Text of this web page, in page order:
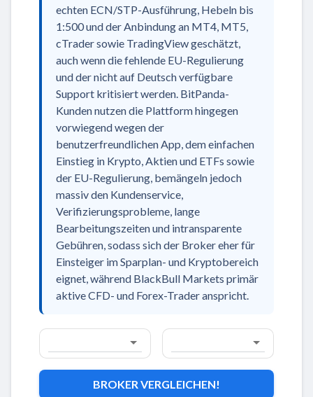
echten ECN/STP-Ausführung, Hebeln bis
1:500 und der Anbindung an MT4, MT5,
cTrader sowie TradingView geschätzt,
auch wenn die fehlende EU-Regulierung
und der nicht auf Deutsch verfügbare
Support kritisiert werden. BitPanda-
Kunden nutzen die Plattform hingegen
vorwiegend wegen der
benutzerfreundlichen App, dem einfachen
Einstieg in Krypto, Aktien und ETFs sowie
der EU-Regulierung, bemängeln jedoch
massiv den Kundenservice,
Verifizierungsprobleme, lange
Bearbeitungszeiten und intransparente
Gebühren, sodass sich der Broker eher für
Einsteiger im Sparplan- und Kryptobereich
eignet, während BlackBull Markets primär
aktive CFD- und Forex-Trader anspricht.
BROKER VERGLEICHEN!